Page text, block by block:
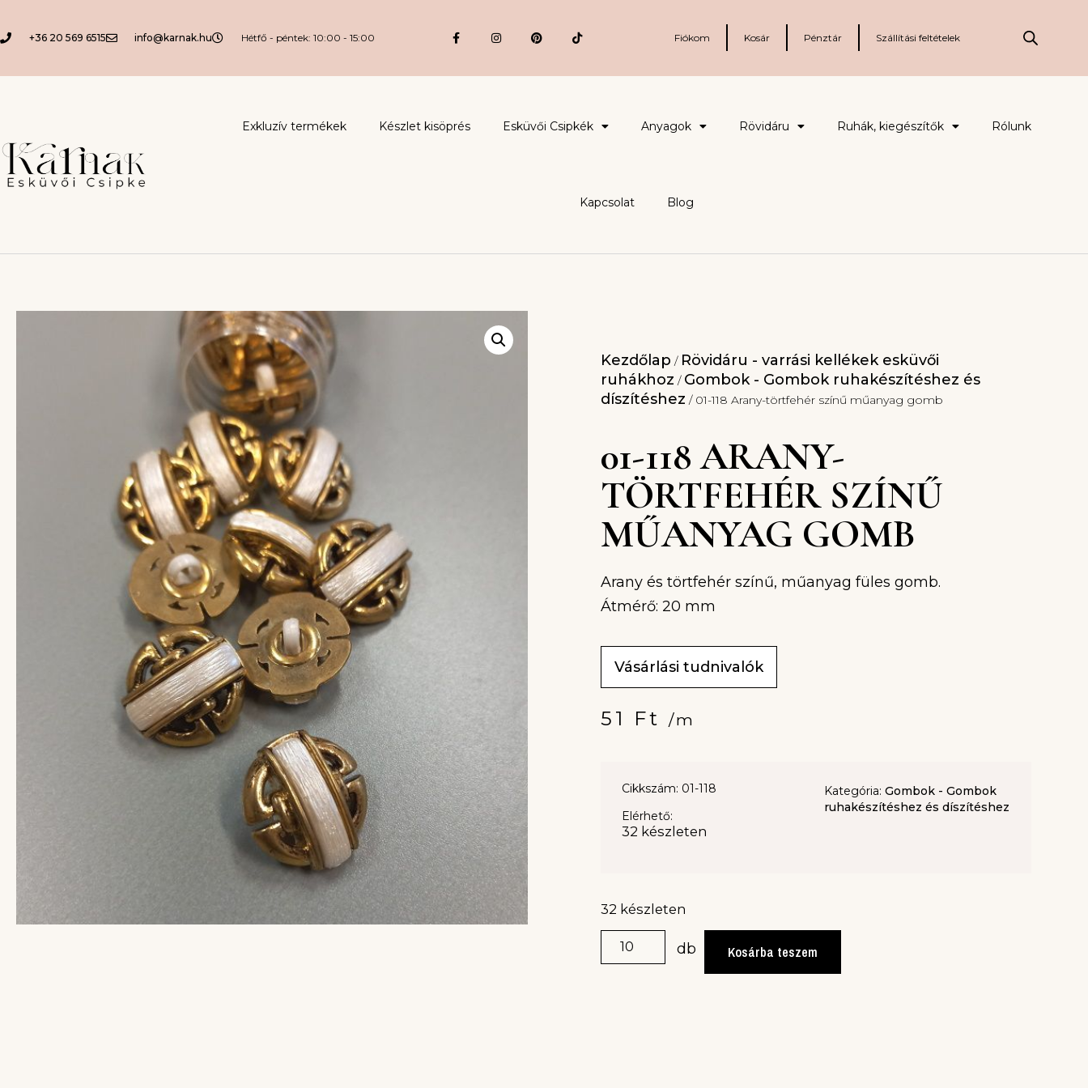
+36 20 569 6515 info@karnak.hu Hétfő - péntek: 10:00 - 15:00 Fiókom Kosár Pénztár Szállítási feltételek
Exkluzív termékek Készlet kisöprés Esküvői Csipkék Anyagok Rövidáru Ruhák, kiegészítők Rólunk
Kapcsolat Blog
Kezdőlap / Rövidáru - varrási kellékek esküvői
ruhákhoz / Gombok - Gombok ruhakészítéshez és
díszítéshez / 01-118 Arany-törtfehér színű műanyag gomb
01-118 ARANY-
TÖRTFEHÉR SZÍNŰ
MŰANYAG GOMB
Arany és törtfehér színű, műanyag füles gomb.
Átmérő: 20 mm
Vásárlási tudnivalók
51 Ft /m
Cikkszám: 01-118
Elérhető:
32 készleten
Kategória: Gombok - Gombok
ruhakészítéshez és díszítéshez
32 készleten
db Kosárba teszem